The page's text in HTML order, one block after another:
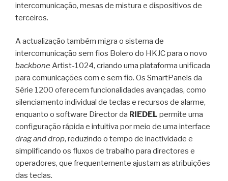
intercomunicação, mesas de mistura e dispositivos de
terceiros.
A actualização também migra o sistema de
intercomunicação sem fios Bolero do HKJC para o novo
backbone Artist-1024, criando uma plataforma unificada
para comunicações com e sem fio. Os SmartPanels da
Série 1200 oferecem funcionalidades avançadas, como
silenciamento individual de teclas e recursos de alarme,
enquanto o software Director da RIEDEL permite uma
configuração rápida e intuitiva por meio de uma interface
drag and drop, reduzindo o tempo de inactividade e
simplificando os fluxos de trabalho para directores e
operadores, que frequentemente ajustam as atribuições
das teclas.